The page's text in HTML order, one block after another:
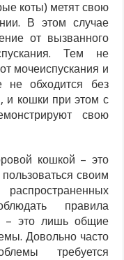
коты) метят свою
В этом случае
от вызванного
Тем не
мочеиспускания и
не обходится без
и кошки при этом с
свою
кошкой – это
своим
правила
– это лишь общие
Довольно часто
требуется